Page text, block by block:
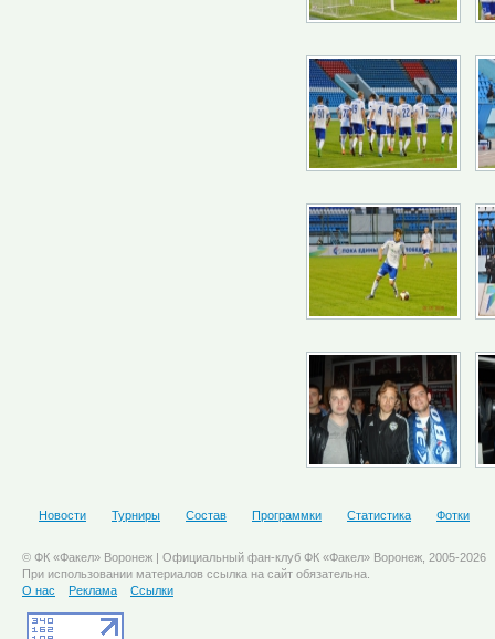
Новости Турниры Состав Программки Статистика Фотки
© ФК «Факел» Воронеж | Официальный фан-клуб ФК «Факел» Воронеж, 2005-2026
При использовании материалов ссылка на сайт обязательна.
О нас
Реклама Ссылки